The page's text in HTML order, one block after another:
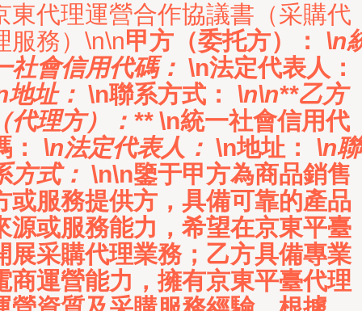
東代理運營合作協議書（采購代
服務）\n\n甲方（委托方）：
\n
社會信用代碼： \n法定代表人：
地址： \n聯系方式：
\n\n**乙方
代理方）：** \n統一社會信用代
：
\n法定代表人： \n地址：
\n聯
方式： \n\n鑒于甲方為商品銷售
或服務提供方，具備可靠的產品
源或服務能力，希望在京東平臺
展采購代理業務；乙方具備專業
商運營能力，擁有京東平臺代理